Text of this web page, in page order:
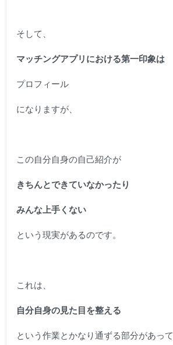
そして、
マッチングアプリにおける第一印象は
プロフィール
になりますが、
この自分自身の自己紹介が
きちんとできていなかったり
みんな上手くない
という現実があるのです。
これは、
自分自身の見た目を整える
という作業とかなり通ずる部分があって